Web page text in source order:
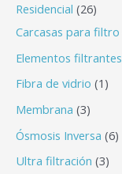
Residencial 26
Carcasas para filtro
Elementos filtrantes
Fibra de vidrio 1
Membrana 3
Ósmosis Inversa 6
Ultra filtración 3